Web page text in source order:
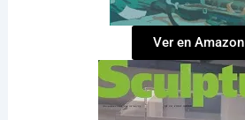
Ver en Amazon